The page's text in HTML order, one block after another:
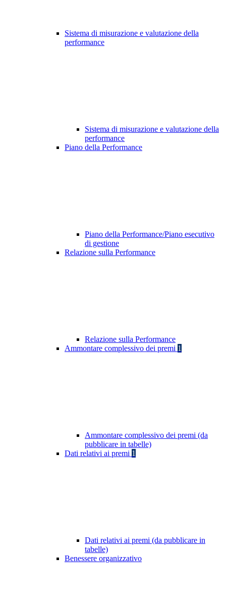
Sistema di misurazione e valutazione della
performance
Sistema di misurazione e valutazione della
performance
Piano della Performance
Piano della Performance/Piano esecutivo
di gestione
Relazione sulla Performance
Relazione sulla Performance
Ammontare complessivo dei premi 1
Ammontare complessivo dei premi (da
pubblicare in tabelle)
Dati relativi ai premi 1
Dati relativi ai premi (da pubblicare in
tabelle)
Benessere organizzativo